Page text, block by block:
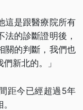
這是跟醫療院所有
的診斷證明後，
關的判斷，我們也
新北的。」
距今已經超過5年